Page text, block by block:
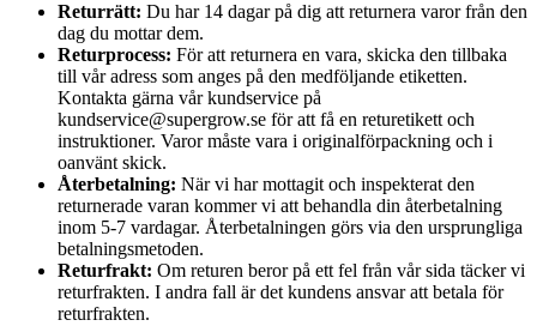
Returrätt: Du har 14 dagar på dig att returnera varor från den
dag du mottar dem.
Returprocess: För att returnera en vara, skicka den tillbaka
till vår adress som anges på den medföljande etiketten.
Kontakta gärna vår kundservice på
kundservice@supergrow.se för att få en returetikett och
instruktioner. Varor måste vara i originalförpackning och i
oanvänt skick.
Återbetalning: När vi har mottagit och inspekterat den
returnerade varan kommer vi att behandla din återbetalning
inom 5-7 vardagar. Återbetalningen görs via den ursprungliga
betalningsmetoden.
Returfrakt: Om returen beror på ett fel från vår sida täcker vi
returfrakten. I andra fall är det kundens ansvar att betala för
returfrakten.